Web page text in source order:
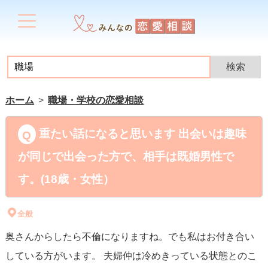
ホーム 職場・学校の恋愛相談
重たい話になると思います 出会いは趣味
が同じで出会った方で、相手は既婚男性で
す。(18歳・女性）
全般
奥さんからしたら不倫になりますね。でも私はお付き合い
している方がいます。 夫婦仲は冷めきっている状態とのこ